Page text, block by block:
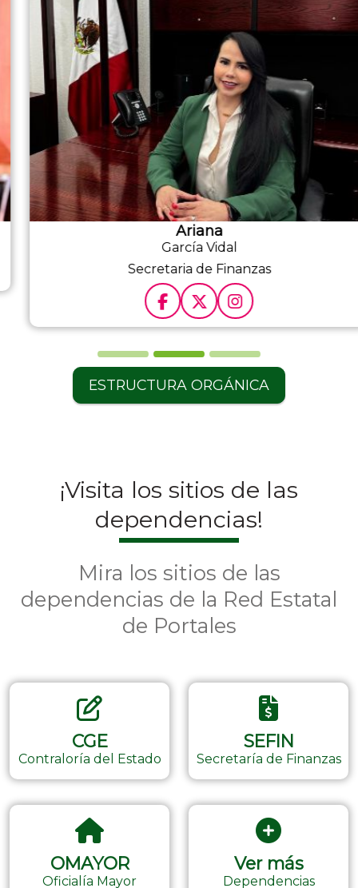
Ariana
García Vidal
Secretaria de Finanzas
ESTRUCTURA ORGÁNICA
¡Visita los sitios de las
dependencias!
Mira los sitios de las
dependencias de la Red Estatal
de Portales
CGE
Contraloría del Estado
SEFIN
Secretaría de Finanzas
OMAYOR
Oficialía Mayor
Ver más
Dependencias